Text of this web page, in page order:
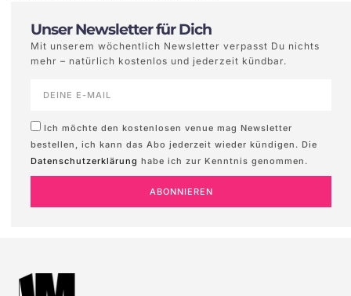
Unser Newsletter für Dich
Mit unserem wöchentlich Newsletter verpasst Du nichts
mehr – natürlich kostenlos und jederzeit kündbar.
Ich möchte den kostenlosen venue mag Newsletter
bestellen, ich kann das Abo jederzeit wieder kündigen. Die
Datenschutzerklärung habe ich zur Kenntnis genommen.
ABONNIEREN